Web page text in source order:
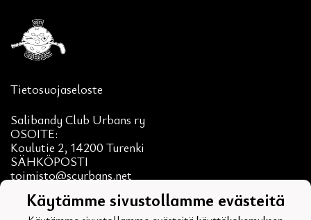
Tietosuojaseloste
Salibandy Club Urbans ry
OSOITE:
Koulutie 2, 14200 Turenki
SÄHKÖPOSTI
toimisto@scurbans.net
Käytämme sivustollamme evästeitä